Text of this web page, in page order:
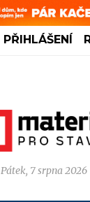
PŘIHLÁŠENÍ
Pátek, 7 srpna 2026